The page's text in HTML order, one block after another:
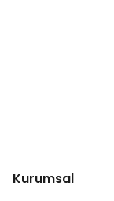
Kurumsal